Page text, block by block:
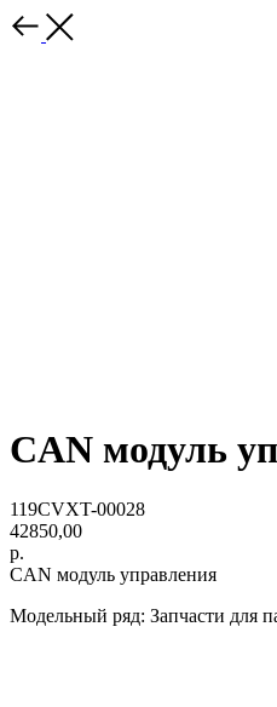
CAN модуль
119CVXT-00028
42850,00
р.
CAN модуль управления
Модельный ряд: Запчасти для